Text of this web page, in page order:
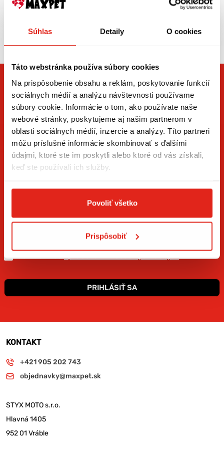
Súhlas Detaily O cookies
Táto webstránka používa súbory cookies
Na prispôsobenie obsahu a reklám, poskytovanie funkcií
sociálnych médií a analýzu návštevnosti používame
súbory cookie. Informácie o tom, ako používate naše
webové stránky, poskytujeme aj našim partnerom v
oblasti sociálnych médií, inzercie a analýzy. Títo partneri
môžu príslušné informácie skombinovať s ďalšími
údajmi, ktoré ste im poskytli alebo ktoré od vás získali,
keď ste používali ich služby.
Povoliť všetko
Prispôsobiť
ramená, čo zvyšuje komfort počas jazdy.
Zvýšená mobilita:
vašu mobilitu a pohodlie počas jazdy.
Bezpečnosť a ochrana:
Ľadvinky sú zvyčajne vyrobené z odolných
materiálov, ktoré chránia obsah pred
poveternostnými vplyvmi, prachom a
poškodením. Niektoré modely majú aj
vodoodpudivú úpravu, čo zvyšuje ich ochranu
v daždivom počasí.
Štýlový doplnok:
Okrem praktických výhod, ľadvinky často
prichádzajú v rôznych štýloch a dizajnoch,
k dispozícii v rôznych farbách a materiáloch, čo
umožňuje prispôsobiť ich vášmu osobnému
štýlu.
Univerzálne použitie:
cyklistike alebo iných outdoorových aktivitách,
Jednoduchá montáž a demontáž:
Zasielame aj do ČR,
ZÍSKAJTE NOVINKY AKO PRVÝ
Prihláste sa na odber newslettera a buďte prvý, kto má
PRIHLÁSIŤ SA
KONTAKT
+421 905 202 743
objednavky@maxpet.sk
STYX MOTO s.r.o.
Hlavná 1405
952 01 Vráble